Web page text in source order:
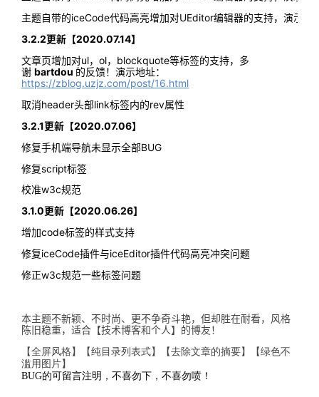
主题自带的iceCode代码高亮增加对UEditor编辑器的支持，演示地
3.2.2更新【2020.07.14】
文章页增加对ul，ol，blockquote等标签的支持，多
谢 bartdou 的反馈！演示地址：
https://zblog.uzjz.com/post/16.html
取消header头部link标签内的rev属性
3.2.1更新【2020.07.06】
修复手机端导航未显示全部BUG
修复script标签
校准w3c规范
3.1.0更新【2020.06.26】
增加code标签的样式支持
修复iceCode插件与iceEditor插件代码高亮冲突问题
修正w3c规范一些标签问题
本主题不新颖、不时尚、更不争奇斗艳，但却胜在耐看，风格
陈旧稳重，适合【技术博客和个人】的博友！
【全屏风格】【纯目录列表式】【去除文章的摘要】【绿色不
滥用图片】
BUG的可留言注明，不喜勿下，不喜勿喷！